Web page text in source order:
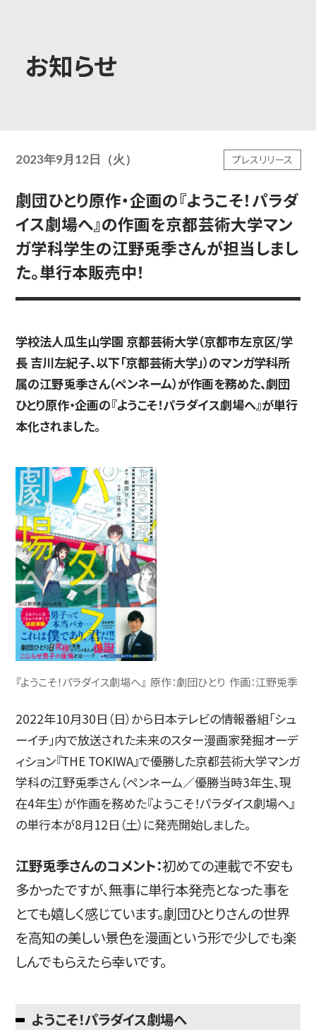
卒業生の方
教育・社会連携
入試情報
日本 English
藝術学舎（公開講座）
お知らせ
2023年9月12日（火） プレスリリース
劇団ひとり原作・企画の『ようこそ！パラダ
イス劇場へ』の作画を京都芸術大学マン
ガ学科学生の江野兎季さんが担当しまし
た。単行本販売中！
学校法人瓜生山学園 京都芸術大学（京都市左京区/学
長 吉川左紀子、以下「京都芸術大学」）のマンガ学科所
属の江野兎季さん（ペンネーム）が作画を務めた、劇団
ひとり原作・企画の『ようこそ！パラダイス劇場へ』が単行
本化されました。
『ようこそ！パラダイス劇場へ』 原作：劇団ひとり 作画：江野兎季
2022年10月30日（日）から日本テレビの情報番組「シュ
ーイチ」内で放送された未来のスター漫画家発掘オーデ
ィション『THE TOKIWA』で優勝した京都芸術大学マンガ
学科の江野兎季さん（ペンネーム／優勝当時3年生、現
在4年生）が作画を務めた『ようこそ！パラダイス劇場へ』
の単行本が8月12日（土）に発売開始しました。
江野兎季さんのコメント：初めての連載で不安も
多かったですが、無事に単行本発売となった事を
とても嬉しく感じています。劇団ひとりさんの世界
を高知の美しい景色を漫画という形で少しでも楽
しんでもらえたら幸いです。
ようこそ！パラダイス劇場へ